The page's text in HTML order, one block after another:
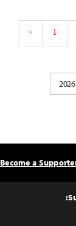
‹ 1
2026
Become a